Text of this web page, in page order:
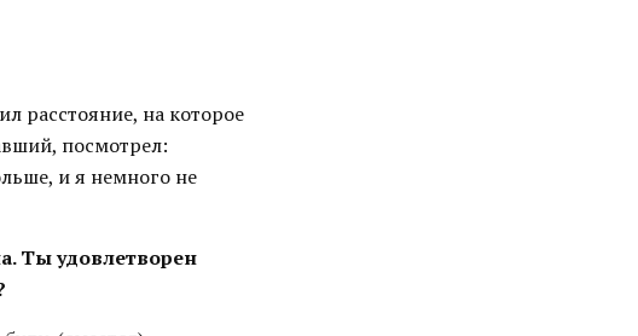
расстояние, на которое
посмотрел:
и я немного не
Ты удовлетворен